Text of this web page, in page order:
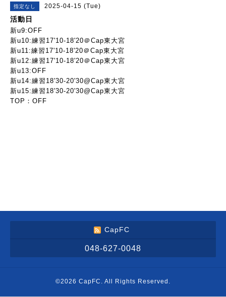
指定なし 2025-04-15 (Tue)
活動日
新u9:OFF
新u10:練習17'10-18'20＠Cap東大宮
新u11:練習17'10-18'20＠Cap東大宮
新u12:練習17'10-18'20＠Cap東大宮
新u13:OFF
新u14:練習18'30-20'30@Cap東大宮
新u15:練習18'30-20'30@Cap東大宮
TOP：OFF
CapFC
048-627-0048
©2026 CapFC . All Rights Reserved.